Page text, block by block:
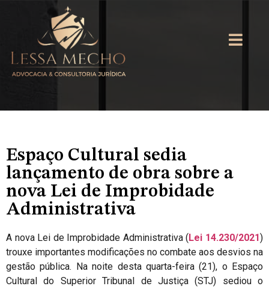
Espaço Cultural sedia
lançamento de obra sobre a
nova Lei de Improbidade
Administrativa
A nova Lei de Improbidade Administrativa (Lei 14.230/2021)
trouxe importantes modificações no combate aos desvios na
gestão pública. Na noite desta quarta-feira (21), o Espaço
Cultural do Superior Tribunal de Justiça (STJ) sediou o